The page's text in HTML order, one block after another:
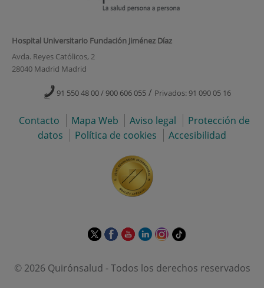
Hospital Universitario Fundación Jiménez Díaz
Avda. Reyes Católicos, 2
28040 Madrid Madrid
91 550 48 00 / 900 606 055 / Privados: 91 090 05 16
Contacto Mapa Web Aviso legal
Protección de
datos
Política de cookies Accesibilidad
Este
abrirá
Este
abrirá
Este
abrirá
Este
abrirá
Este
abrirá
Enlace
aplicación
© 2026 Quirónsalud - Todos los derechos reservados